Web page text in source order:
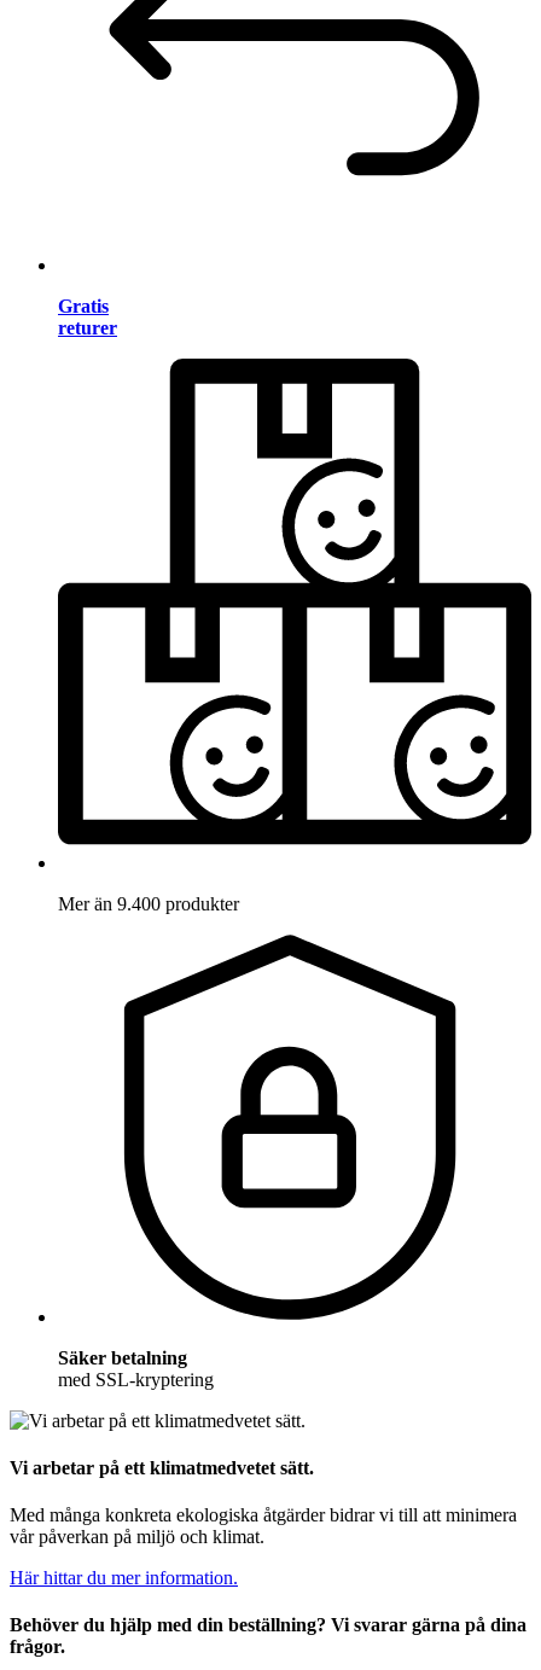
Gratis
returer
Mer än 9.400 produkter
Säker betalning
med SSL-kryptering
Vi arbetar på ett klimatmedvetet sätt.
Med många konkreta ekologiska åtgärder bidrar vi till att minimera
vår påverkan på miljö och klimat.
Här hittar du mer information.
Behöver du hjälp med din beställning? Vi svarar gärna på dina
frågor.